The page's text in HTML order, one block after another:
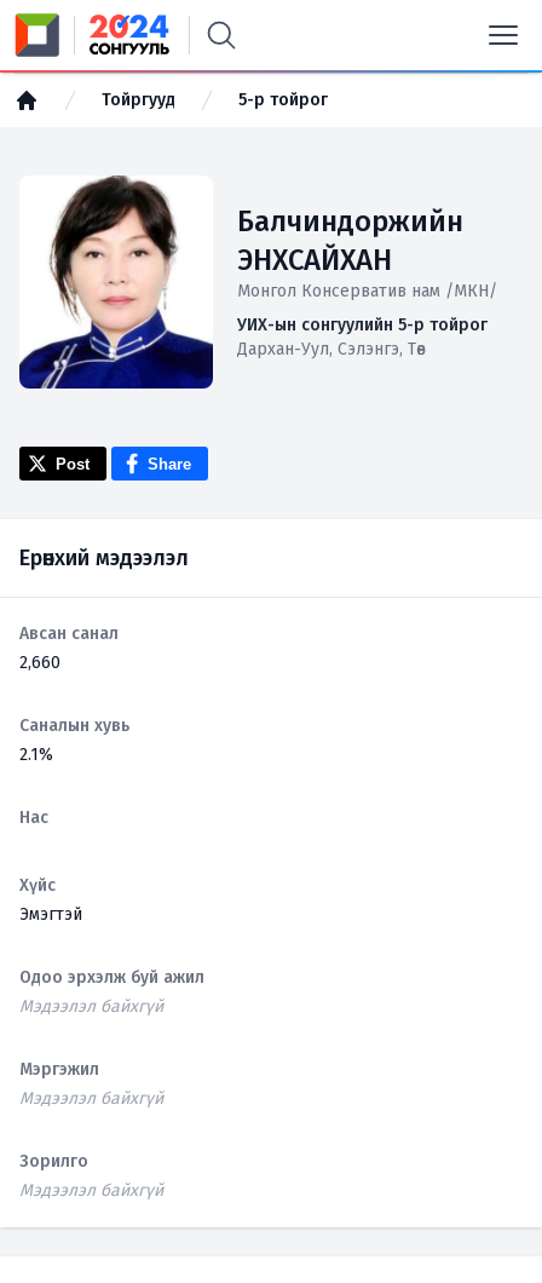
Тойргууд 5-р тойрог
Балчиндоржийн
ЭНХСАЙХАН
Монгол Консерватив нам /МКН/
УИХ-ын сонгуулийн 5-р тойрог
Дархан-Уул, Сэлэнгэ, Төв
Post Share
Ерөнхий мэдээлэл
Авсан санал
2,660
Саналын хувь
2.1%
Нас
Хүйс
Эмэгтэй
Одоо эрхэлж буй ажил
Мэдээлэл байхгүй
Мэргэжил
Мэдээлэл байхгүй
Зорилго
Мэдээлэл байхгүй